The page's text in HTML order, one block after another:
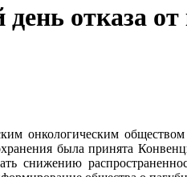
отказа от
онкологическим
была принята
снижению